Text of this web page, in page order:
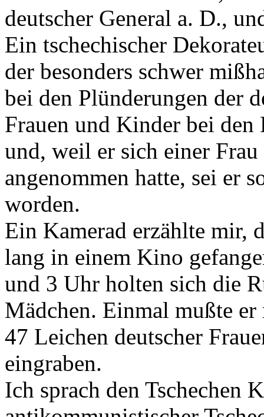
deutscher General a. D.,
Ein tschechischer
der besonders schwer
bei den Plünderungen der
Frauen und Kinder bei den
und, weil er sich einer
angenommen hatte, sei er
worden.
Ein Kamerad erzählte mir,
lang in einem Kino
und 3 Uhr holten sich die
Mädchen. Einmal mußte
47 Leichen deutscher
eingraben.
Ich sprach den Tschechen